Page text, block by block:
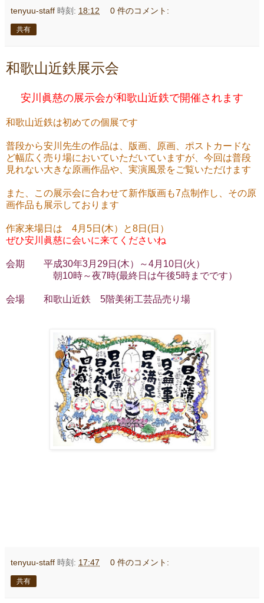
tenyuu-staff 時刻: 18:12 0 件のコメント:
共有
和歌山近鉄展示会
安川眞慈の展示会が和歌山近鉄で開催されます
和歌山近鉄は初めての個展です
普段から安川先生の作品は、版画、原画、ポストカードな
ど幅広く売り場においていただいていますが、 今回は普段
見れない大きな原画作品や、実演風景をご覧いただけます
また、この展示会に合わせて新作版画も7点制作し、その原
画作品も展示しております
作家来場日は 4月5日(木）と8日(日）
ぜひ安川眞慈に会いに来てくださいね
会期 平成30年3月29日(木）～4月10日(火）
朝10時～夜7時(最終日は午後5時までです）
会場 和歌山近鉄 5階美術工芸品売り場
tenyuu-staff 時刻: 17:47 0 件のコメント:
共有